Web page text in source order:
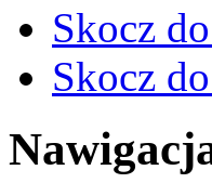
Skocz
Skocz